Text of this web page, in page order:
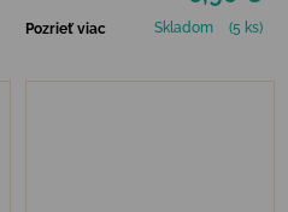
Pozrieť viac Skladom (5 ks)